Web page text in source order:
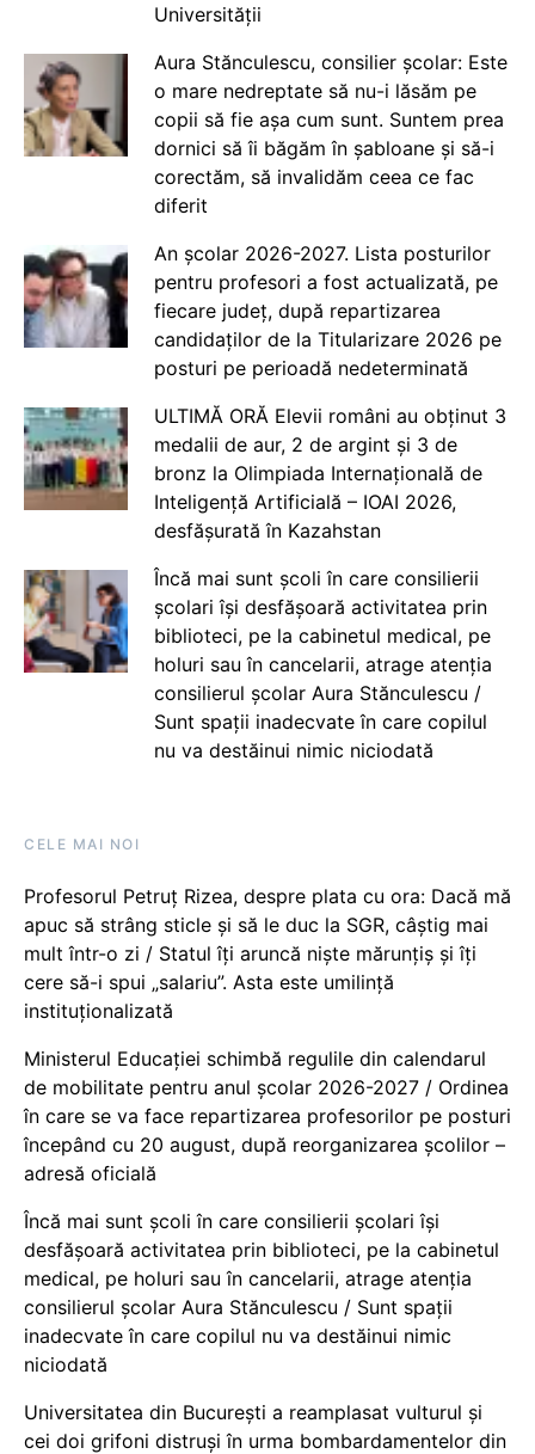
Universității
Aura Stănculescu, consilier școlar: Este
o mare nedreptate să nu-i lăsăm pe
copii să fie așa cum sunt. Suntem prea
dornici să îi băgăm în șabloane și să-i
corectăm, să invalidăm ceea ce fac
diferit
An școlar 2026-2027. Lista posturilor
pentru profesori a fost actualizată, pe
fiecare județ, după repartizarea
candidaților de la Titularizare 2026 pe
posturi pe perioadă nedeterminată
ULTIMĂ ORĂ Elevii români au obținut 3
medalii de aur, 2 de argint și 3 de
bronz la Olimpiada Internațională de
Inteligență Artificială – IOAI 2026,
desfășurată în Kazahstan
Încă mai sunt școli în care consilierii
școlari își desfășoară activitatea prin
biblioteci, pe la cabinetul medical, pe
holuri sau în cancelarii, atrage atenția
consilierul școlar Aura Stănculescu /
Sunt spații inadecvate în care copilul
nu va destăinui nimic niciodată
CELE MAI NOI
Profesorul Petruț Rizea, despre plata cu ora: Dacă mă
apuc să strâng sticle și să le duc la SGR, câștig mai
mult într-o zi / Statul îți aruncă niște mărunțiș și îți
cere să-i spui „salariu”. Asta este umilință
instituționalizată
Ministerul Educației schimbă regulile din calendarul
de mobilitate pentru anul școlar 2026-2027 / Ordinea
în care se va face repartizarea profesorilor pe posturi
începând cu 20 august, după reorganizarea școlilor –
adresă oficială
Încă mai sunt școli în care consilierii școlari își
desfășoară activitatea prin biblioteci, pe la cabinetul
medical, pe holuri sau în cancelarii, atrage atenția
consilierul școlar Aura Stănculescu / Sunt spații
inadecvate în care copilul nu va destăinui nimic
niciodată
Universitatea din București a reamplasat vulturul și
cei doi grifoni distruși în urma bombardamentelor din